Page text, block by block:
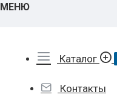
МЕНЮ
Каталог
Контакты